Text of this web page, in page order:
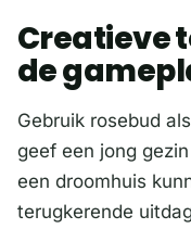
Creatieve
de
Gebruik rosebud
geef een jong
een droomhuis
terugkerende